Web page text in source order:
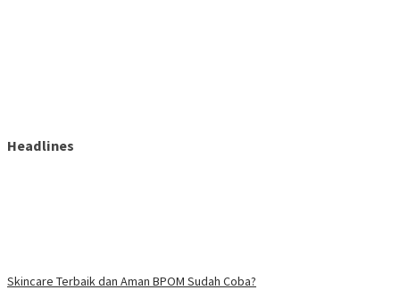
Headlines
Skincare Terbaik dan Aman BPOM Sudah Coba?